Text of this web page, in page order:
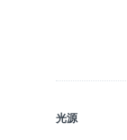
光源